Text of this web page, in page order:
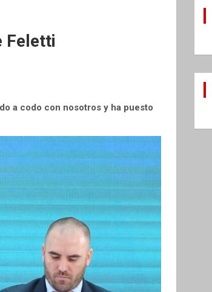
Feletti
a codo con nosotros y ha puesto